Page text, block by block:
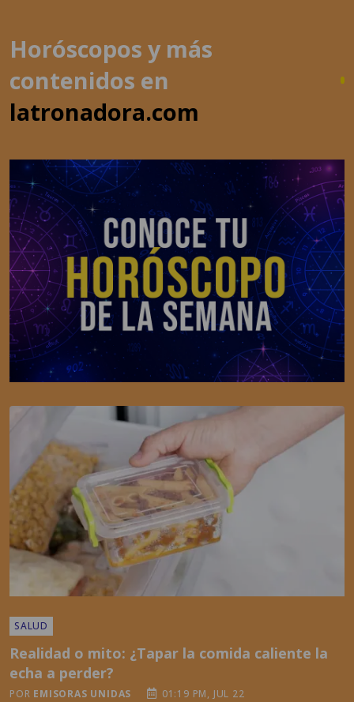
Horóscopos y más
contenidos en
latronadora.com
SALUD
Realidad o mito: ¿Tapar la comida caliente la
echa a perder?
POR EMISORAS UNIDAS 01:19 PM, JUL 22